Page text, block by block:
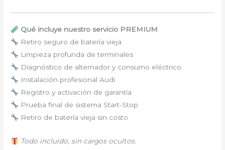
Qué incluye nuestro servicio PREMIUM
Retiro seguro de batería vieja
Limpieza profunda de terminales
Diagnóstico de alternador y consumo eléctrico
Instalación profesional Audi
Registro y activación de garantía
Prueba final de sistema Start-Stop
Retiro de batería vieja sin costo
Todo incluido, sin cargos ocultos.